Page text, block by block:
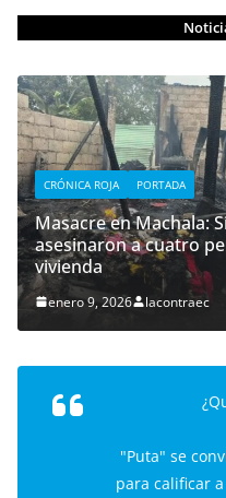
CRÓNICA ROJA PORTADA
Masacre en Machala:
asesinaron a cuatro
vivienda
enero 9, 2026 lacontraec
"Puta" se
para calificar